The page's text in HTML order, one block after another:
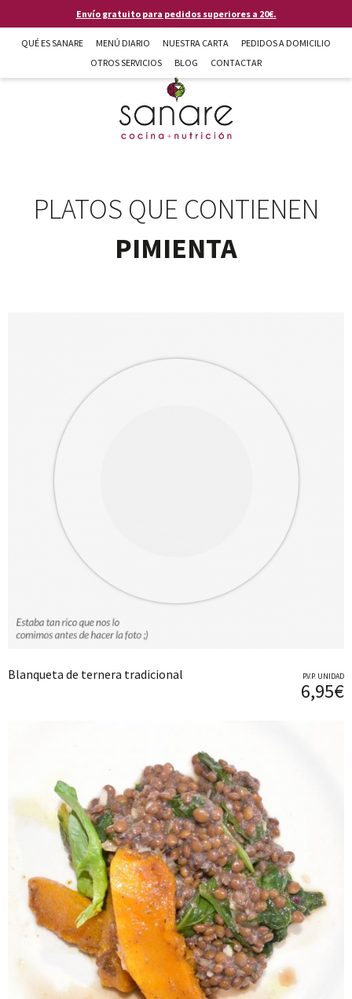
Pasar al contenido principalEnvío gratuito para pedidos superiores a 20€.
QUÉ ES SANARE MENÚ DIARIO NUESTRA CARTA
PEDIDOS A DOMICILIO
OTROS SERVICIOS
BLOG CONTACTAR
Sanare cocina + nutrición en Almería
PLATOS QUE CONTIENEN
PIMIENTA
Blanqueta de ternera tradicional P.V.P. UNIDAD
6,95€